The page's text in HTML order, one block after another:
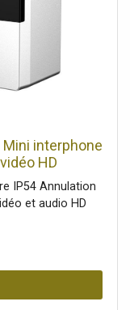
Mini interphone
HD
IP54 Annulation
et audio HD